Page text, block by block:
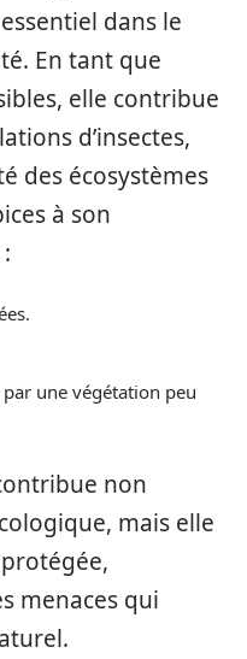
dans le
En tant que
elle contribue
d’insectes,
des écosystèmes
à son
une végétation peu
non
mais elle
menaces qui